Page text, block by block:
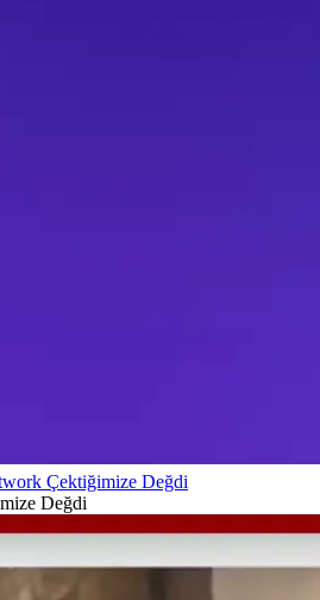
Çektiğimize Değdi
Değdi